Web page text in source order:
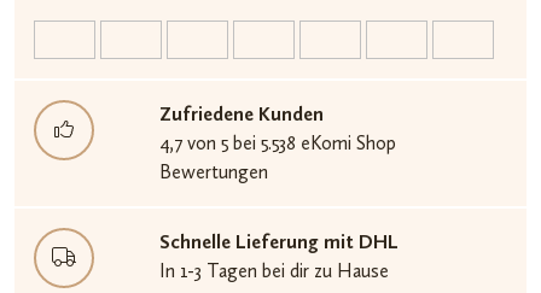
Zufriedene Kunden
4,7 von 5 bei 5.538 eKomi Shop
Bewertungen
Schnelle Lieferung mit DHL
In 1-3 Tagen bei dir zu Hause